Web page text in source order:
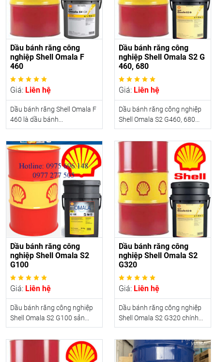
Dầu bánh răng công
nghiệp Shell Omala F
460
Giá: Liên hệ
Dầu bánh răng Shell Omala F
460 là dầu bánh...
Dầu bánh răng công
nghiệp Shell Omala S2 G
460, 680
Giá: Liên hệ
Dầu bánh răng công nghiệp
Shell Omala S2 G460, 680...
Dầu bánh răng công
nghiệp Shell Omala S2
G100
Giá: Liên hệ
Dầu bánh răng công nghiệp
Shell Omala S2 G100 sản...
Dầu bánh răng công
nghiệp Shell Omala S2
G320
Giá: Liên hệ
Dầu bánh răng công nghiệp
Shell Omala S2 G320 chính...